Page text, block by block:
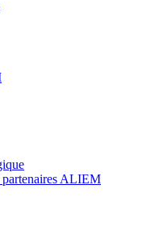
partenaires ALIEM